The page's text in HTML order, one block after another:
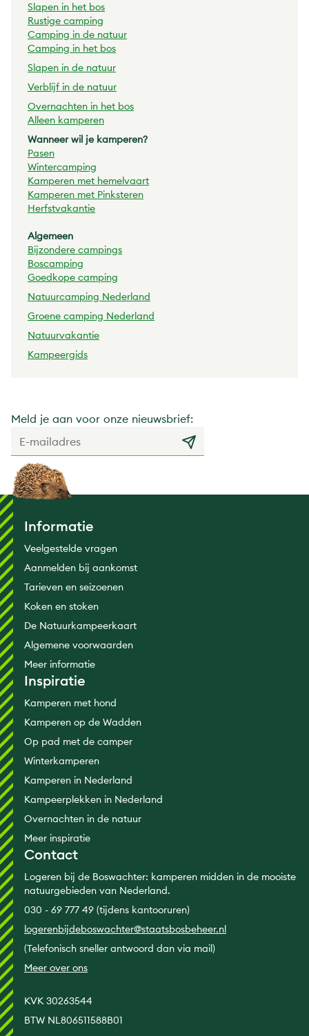
Slapen in het bos
Rustige camping
Camping in de natuur
Camping in het bos
Slapen in de natuur
Verblijf in de natuur
Overnachten in het bos
Alleen kamperen
Wanneer wil je kamperen?
Pasen
Wintercamping
Kamperen met hemelvaart
Kamperen met Pinksteren
Herfstvakantie
Algemeen
Bijzondere campings
Boscamping
Goedkope camping
Natuurcamping Nederland
Groene camping Nederland
Natuurvakantie
Kampeergids
Meld je aan voor onze nieuwsbrief:
Informatie
Veelgestelde vragen
Aanmelden bij aankomst
Tarieven en seizoenen
Koken en stoken
De Natuurkampeerkaart
Algemene voorwaarden
Meer informatie
Inspiratie
Kamperen met hond
Kamperen op de Wadden
Op pad met de camper
Winterkamperen
Kamperen in Nederland
Kampeerplekken in Nederland
Overnachten in de natuur
Meer inspiratie
Contact
Logeren bij de Boswachter: kamperen midden in de mooiste
natuurgebieden van Nederland.
030 - 69 777 49 (tijdens kantooruren)
logerenbijdeboswachter@staatsbosbeheer.nl
(Telefonisch sneller antwoord dan via mail)
Meer over ons
KVK 30263544
BTW NL806511588B01